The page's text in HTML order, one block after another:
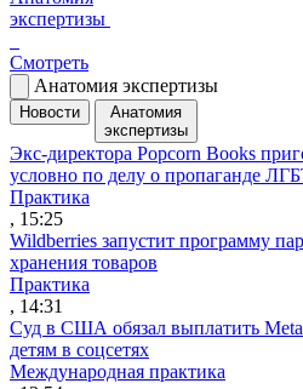
экспертизы
Смотреть
Анатомия экспертизы
Новости
Анатомия
экспертизы
Экс-директора Popcorn Books
условно по делу о пропаганде
Практика
, 15:25
Wildberries запустит программу
хранения товаров
Практика
, 14:31
Суд в США обязал выплатить
детям в соцсетях
Международная практика